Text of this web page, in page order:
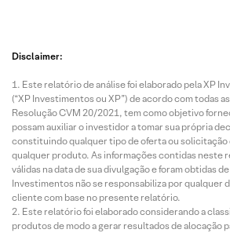
Disclaimer:
Este relatório de análise foi elaborado pela XP
(“XP Investimentos ou XP”) de acordo com todas
Resolução CVM 20/2021, tem como objetivo
possam auxiliar o investidor a tomar sua própria
constituindo qualquer tipo de oferta ou solicitação
qualquer produto. As informações contidas neste
válidas na data de sua divulgação e foram obtidas
Investimentos não se responsabiliza por qualquer
cliente com base no presente relatório.
Este relatório foi elaborado considerando a
produtos de modo a gerar resultados de alocação